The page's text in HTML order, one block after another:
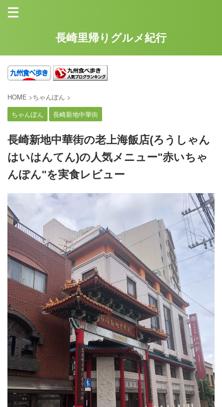
長崎里帰りグルメ紀行
HOME >ちゃんぽん >
ちゃんぽん
長崎新地中華街
長崎新地中華街の老上海飯店(ろうしゃん
はいはんてん)の人気メニュー"赤いちゃ
んぽん"を実食レビュー